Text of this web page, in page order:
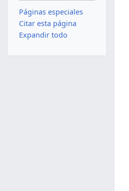
Páginas especiales
Citar esta página
Expandir todo